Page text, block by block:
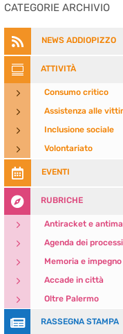
CATEGORIE ARCHIVIO
 NEWS ADDIOPIZZO
 ATTIVITÀ
5 Consumo critico
5 Assistenza alle
5 Inclusione sociale
5 Volontariato
 EVENTI
 RUBRICHE
5 Antiracket e
5 Agenda dei processi
5 Memoria e impegno
5 Accade in città
5 Oltre Palermo
 RASSEGNA STAMPA